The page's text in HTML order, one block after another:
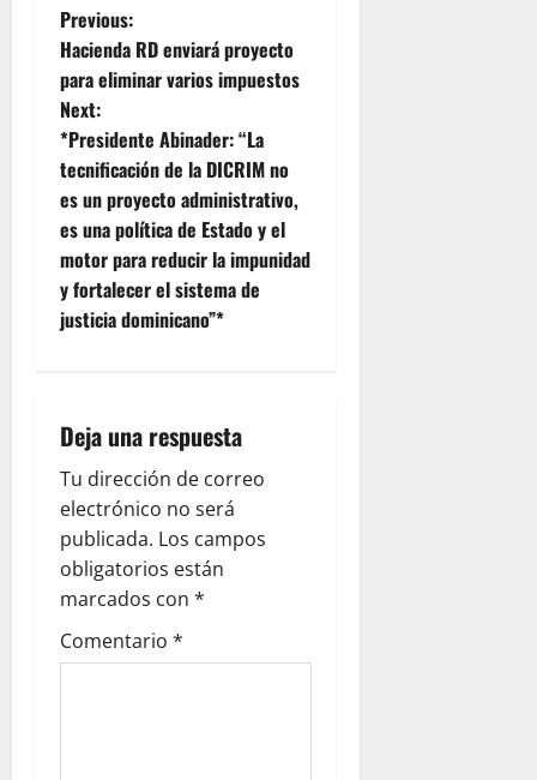
P
o
s
t
n
a
v
g
a
t
i
o
Previous:
Hacienda RD enviará proyecto
para eliminar varios impuestos
Next:
*Presidente Abinader: “La
tecnificación de la DICRIM no
es un proyecto administrativo,
es una política de Estado y el
motor para reducir la impunidad
y fortalecer el sistema de
justicia dominicano”*
Deja una respuesta
Tu dirección de correo
electrónico no será
publicada. Los campos
obligatorios están
marcados con *
Comentario *